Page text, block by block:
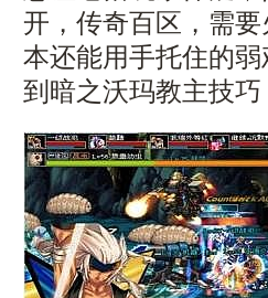
开，传奇百区，需
本还能用手托住的
到暗之沃玛教主技